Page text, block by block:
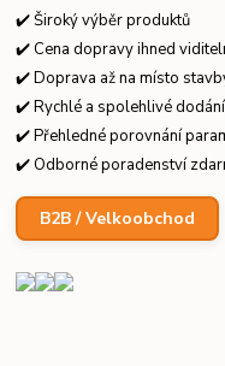
✔️ Široký výběr produktů
✔️ Cena dopravy ihned
✔️ Doprava až na místo
✔️ Rychlé a spolehlivé dodání
✔️ Přehledné porovnání
✔️ Odborné poradenství
B2B / Velkoobchod